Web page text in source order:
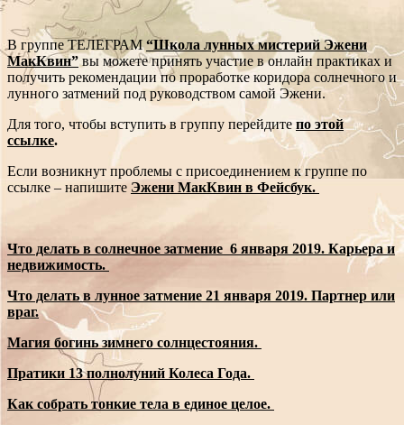
В группе ТЕЛЕГРАМ“Школа лунных мистерий Эжени
МакКвин” вы можете принять участие в онлайн практиках и
получить рекомендации по проработке коридора солнечного и
лунного затмений под руководством самой Эжени.
Для того, чтобы вступить в группу перейдите по этой
ссылке.
Если возникнут проблемы с присоединением к группе по
ссылке – напишите Эжени МакКвин в Фейсбук.
Что делать в солнечное затмение 6 января 2019. Карьера и
недвижимость.
Что делать в лунное затмение 21 января 2019. Партнер или
враг.
Магия богинь зимнего солнцестояния.
Пратики 13 полнолуний Колеса Года.
Как собрать тонкие тела в единое целое.